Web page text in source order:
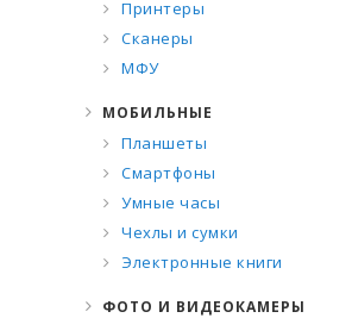
Принтеры
Сканеры
МФУ
МОБИЛЬНЫЕ
Планшеты
Смартфоны
Умные часы
Чехлы и сумки
Электронные книги
ФОТО И ВИДЕОКАМЕРЫ